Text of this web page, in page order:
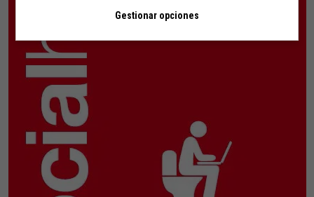
Gestionar opciones